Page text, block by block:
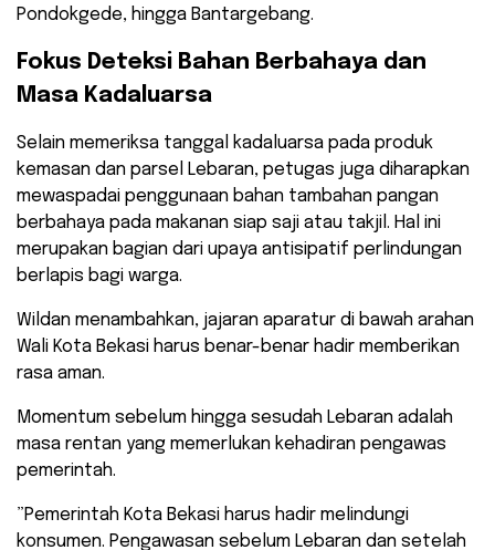
Pondokgede, hingga Bantargebang.
​Fokus Deteksi Bahan Berbahaya dan
Masa Kadaluarsa
​Selain memeriksa tanggal kadaluarsa pada produk
kemasan dan parsel Lebaran, petugas juga diharapkan
mewaspadai penggunaan bahan tambahan pangan
berbahaya pada makanan siap saji atau takjil. Hal ini
merupakan bagian dari upaya antisipatif perlindungan
berlapis bagi warga.
​Wildan menambahkan, jajaran aparatur di bawah arahan
Wali Kota Bekasi harus benar-benar hadir memberikan
rasa aman.
Momentum sebelum hingga sesudah Lebaran adalah
masa rentan yang memerlukan kehadiran pengawas
pemerintah.
​”Pemerintah Kota Bekasi harus hadir melindungi
konsumen. Pengawasan sebelum Lebaran dan setelah